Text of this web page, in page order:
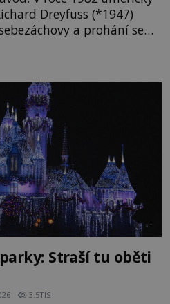
Dreyfuss (*1947)
a prohání se
jako utržený ze
když to Dreyfuss
kokain. Tímto
Straší tu oběti
3.5TIS